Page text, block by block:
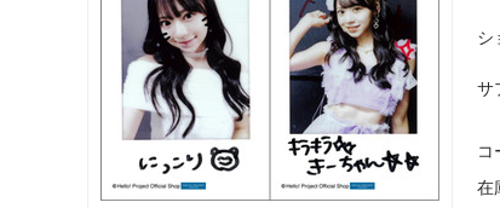
シ
サ
コ
在